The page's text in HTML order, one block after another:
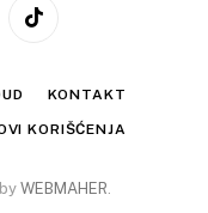
TikTok
KONTAKT
KORIŠĆENJA
WEBMAHER.